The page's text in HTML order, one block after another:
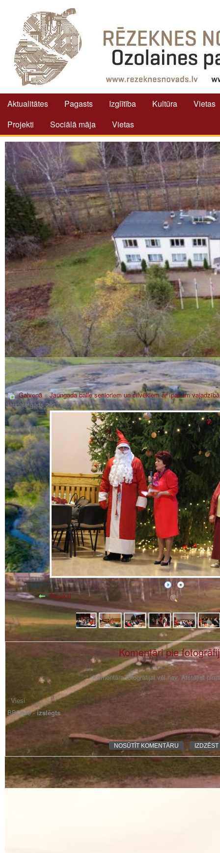
Aktualitātes Pagasts Izglītība Kultūra
Vietas
Projekti
Sociālā māja Vietas
Galvenā»Jaungada balle senioriem un cilvēkiem ar īpašām
Jaunais gads 2017_26
Atpakaļ
Komentāri pie
Komentāra fotogrāfijai vēl nav. Atstājiet
BBCode -izslēgts